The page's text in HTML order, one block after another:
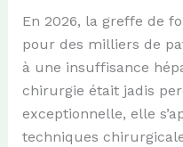
En 2026, la greffe de
pour des milliers de
à une insuffisance
chirurgie était jadis
exceptionnelle, elle
techniques